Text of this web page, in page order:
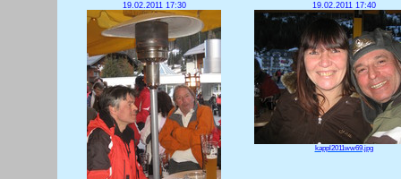
19.02.2011 17:30 19.02.2011 17:40
kappl2011ww69.jpg